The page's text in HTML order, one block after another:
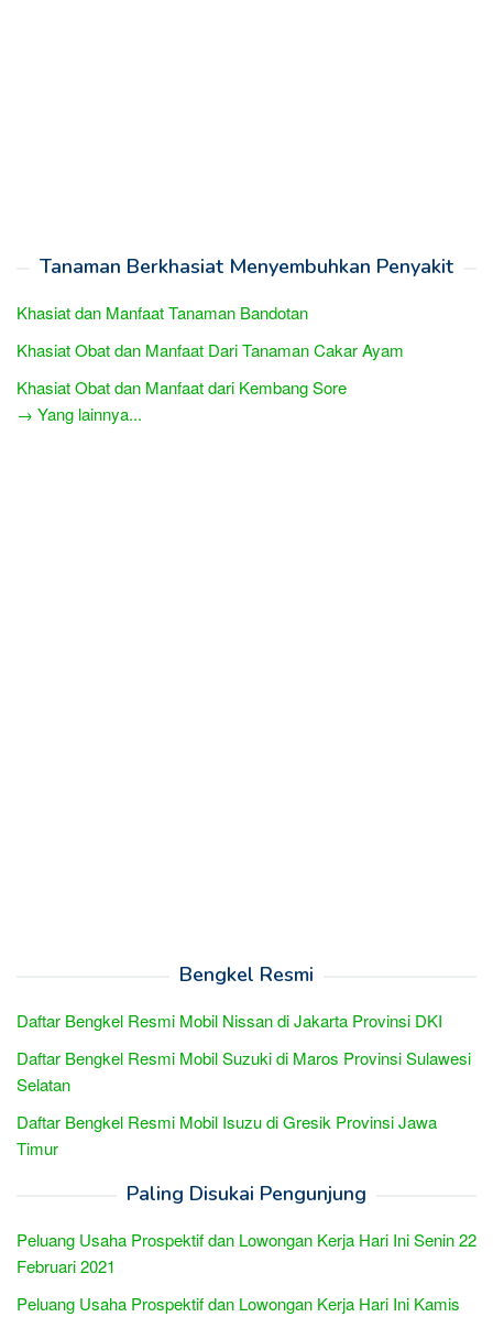
Tanaman Berkhasiat Menyembuhkan Penyakit
Khasiat dan Manfaat Tanaman Bandotan
Khasiat Obat dan Manfaat Dari Tanaman Cakar Ayam
Khasiat Obat dan Manfaat dari Kembang Sore
→ Yang lainnya...
Bengkel Resmi
Daftar Bengkel Resmi Mobil Nissan di Jakarta Provinsi DKI
Daftar Bengkel Resmi Mobil Suzuki di Maros Provinsi Sulawesi
Selatan
Daftar Bengkel Resmi Mobil Isuzu di Gresik Provinsi Jawa
Timur
Paling Disukai Pengunjung
Peluang Usaha Prospektif dan Lowongan Kerja Hari Ini Senin 22
Februari 2021
Peluang Usaha Prospektif dan Lowongan Kerja Hari Ini Kamis